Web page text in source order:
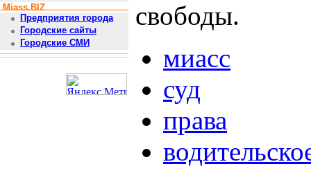
Miass.BIZ
Предприятия города
Городские сайты
Городские СМИ
свободы.
миасс
суд
права